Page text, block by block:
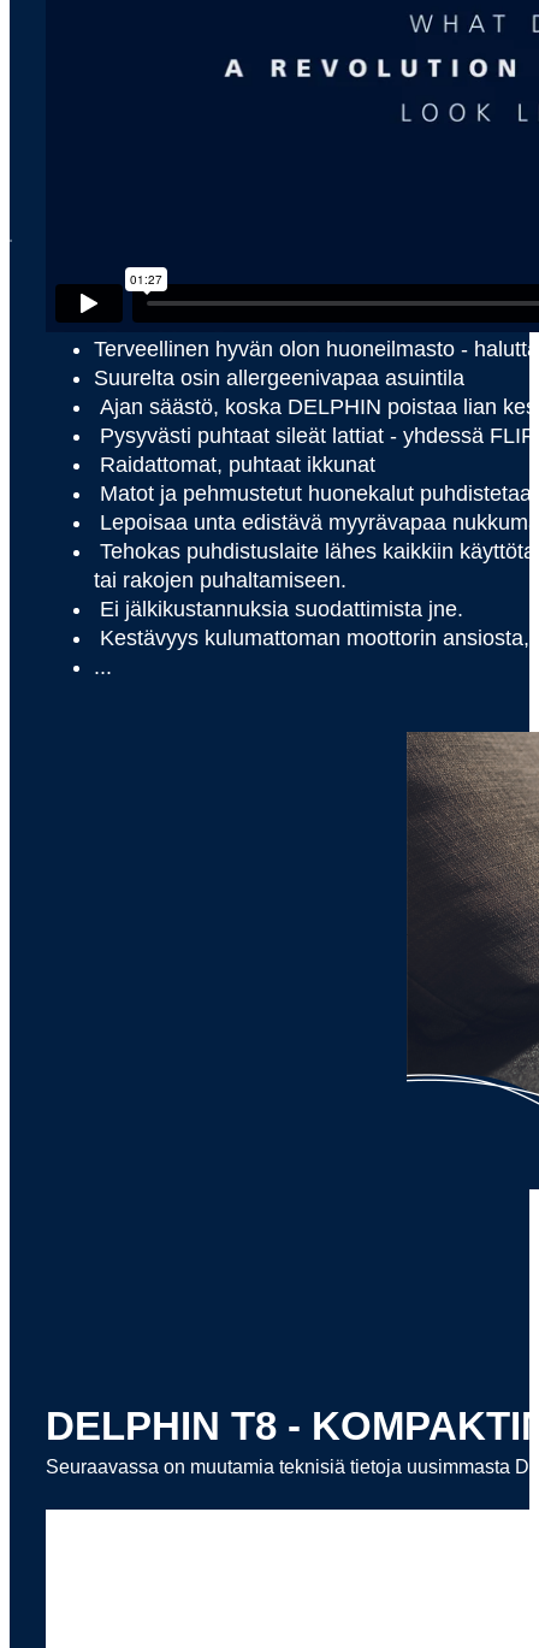
x
MITÄ ETUJA DELPHIN
Seuraavassa on vain muutamia etuja, joita DELPHIN
Terveellinen hyvän olon huoneilmasto -
Suurelta osin allergeenivapaa asuintila
Ajan säästö, koska DELPHIN poistaa lian
Pysyvästi puhtaat sileät lattiat - yhdessä
Raidattomat, puhtaat ikkunat
Matot ja pehmustetut huonekalut
Lepoisaa unta edistävä myyrävapaa
Tehokas puhdistuslaite lähes kaikkiin
tai rakojen puhaltamiseen.
Ei jälkikustannuksia suodattimista jne.
Kestävyys kulumattoman moottorin
...
DELPHIN T8 -
Seuraavassa on muutamia teknisiä tietoja uusimmasta